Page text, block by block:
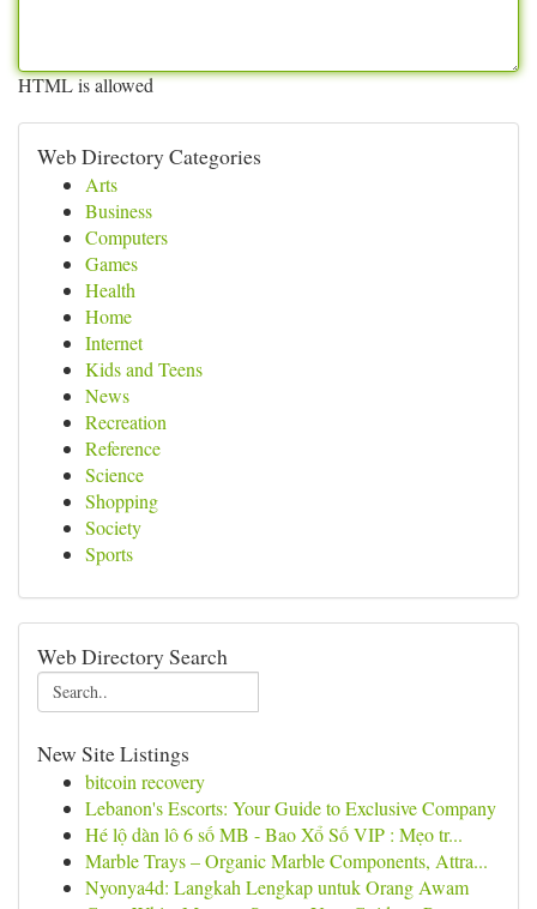
HTML is allowed
Web Directory Categories
Arts
Business
Computers
Games
Health
Home
Internet
Kids and Teens
News
Recreation
Reference
Science
Shopping
Society
Sports
Web Directory Search
New Site Listings
bitcoin recovery
Lebanon's Escorts: Your Guide to Exclusive Company
Hé lộ dàn lô 6 số MB - Bao Xổ Số VIP : Mẹo tr...
Marble Trays – Organic Marble Components, Attra...
Nyonya4d: Langkah Lengkap untuk Orang Awam